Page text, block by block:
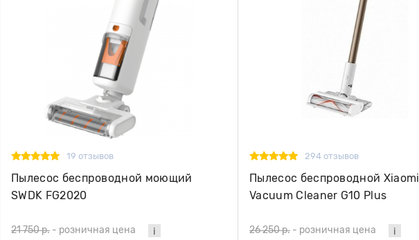
19 отзывов
Пылесос беспроводной моющий
SWDK FG2020
21 750 р. - розничная цена
294 отзывов
Пылесос беспроводной Xiaomi
Vacuum Cleaner G10 Plus
26 250 р. - розничная цена